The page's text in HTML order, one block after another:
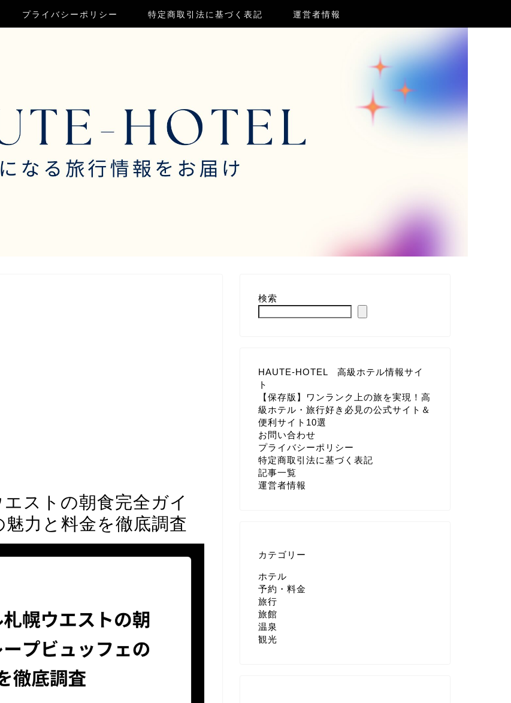
プライバシーポリシー 特定商取引法に基づく表記 運営者情報
ストの朝食完全ガイ
力と料金を徹底調査
検索
HAUTE-HOTEL 高級ホテル情報サイ
ト
【保存版】ワンランク上の旅を実現！高
級ホテル・旅行好き必見の公式サイト＆
便利サイト10選
お問い合わせ
プライバシーポリシー
特定商取引法に基づく表記
記事一覧
運営者情報
カテゴリー
ホテル
予約・料金
旅行
旅館
温泉
観光